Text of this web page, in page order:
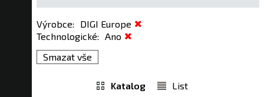
Výrobce:
DIGI Europe
Technologické: Ano
Smazat vše
Katalog List